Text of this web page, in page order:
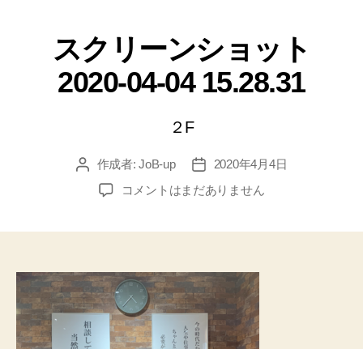
スクリーンショット
2020-04-04 15.28.31
２F
作成者:JoB-up
2020年4月4日
コメントはまだありません